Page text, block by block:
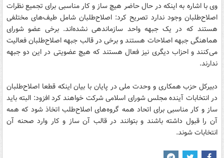
وی با اشاره به اینکه در حال حاضر هیچ ساز و کار مناسبی برای تجمیع نظرات
اصلاح‌طلبان وجود ندارد تصریح کرد: اصلاح‌طلبان شامل طیف‌های مختلفی
هستند که در یک جبهه واحد سازماندهی نشده‌اند. برخی عضو شورای
هماهنگی جبهه اصلاحات هستند و برخی در قالب جبهه اصلاح‌طلبان فعالیت
می‌کنند و احزاب دیگری نیز فعال هستند که هیچ عضویتی در این دو جبهه
ندارند.
دبیرکل حزب همکاری و وحدت ملی در پایان با بیان اینکه قطعا اصلاح‌طلبان
در انتخابات آینده مجلس شورای اسلامی شرکت خواهند کرد افزود: البته باید
ساز و کار مناسبی برای اتحاد همه گروه‌های اصلاح‌طلب اتخاذ شود که همه
آن را قبول داشته باشند و بتوانند در قالب آن ساز و کار وارد صحنه آن
انتخابات شوند.